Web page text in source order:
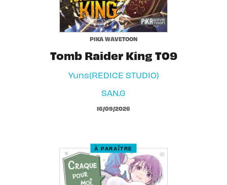
PIKA WAVETOON
Tomb Raider King T09
Yuns(REDICE STUDIO)
SAN.G
16/09/2026
À PARAÎTRE